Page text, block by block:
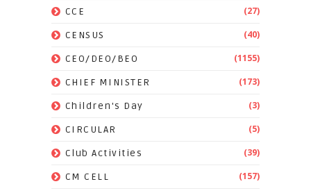
CCE (27)
CENSUS (40)
CEO/DEO/BEO (1155)
CHIEF MINISTER (173)
Children's Day (3)
CIRCULAR (5)
Club Activities (39)
CM CELL (157)